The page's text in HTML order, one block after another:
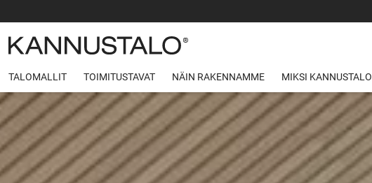
TALOMALLIT TOIMITUSTAVAT NÄIN RAKENNAMME MIKSI KANNUSTALO